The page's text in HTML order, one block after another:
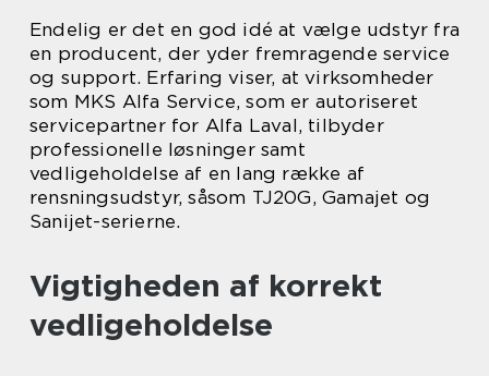
Endelig er det en god idé at vælge udstyr fra
en producent, der yder fremragende service
og support. Erfaring viser, at virksomheder
som MKS Alfa Service, som er autoriseret
servicepartner for Alfa Laval, tilbyder
professionelle løsninger samt
vedligeholdelse af en lang række af
rensningsudstyr, såsom TJ20G, Gamajet og
Sanijet-serierne.
Vigtigheden af korrekt
vedligeholdelse